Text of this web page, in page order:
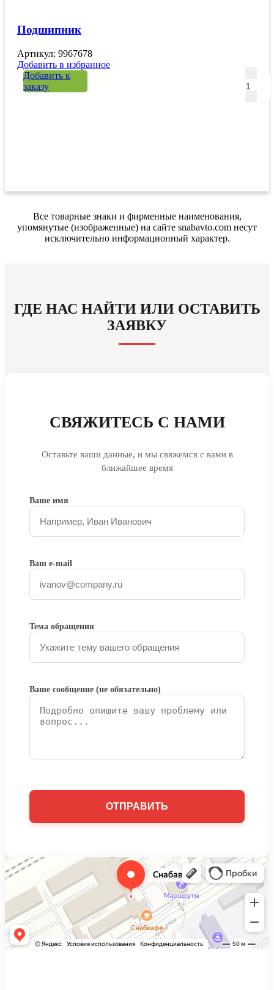
Подшипник
Артикул: 9967678
Добавить в избранное
Добавить к
заказу
Все товарные знаки и фирменные наименования,
упомянутые (изображенные) на сайте snabavto.com несут
исключительно информационный характер.
ГДЕ НАС НАЙТИ ИЛИ ОСТАВИТЬ
ЗАЯВКУ
СВЯЖИТЕСЬ С НАМИ
Оставьте ваши данные, и мы свяжемся с вами в
ближайшее время
Ваше имя
Ваш e-mail
Тема обращения
Ваше сообщение (не обязательно)